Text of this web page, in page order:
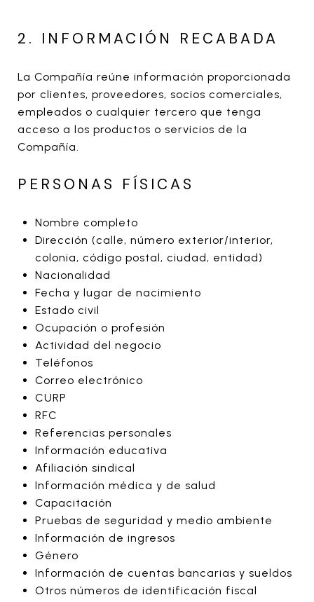
2. INFORMACIÓN RECABADA
La Compañía reúne información proporcionada
por clientes, proveedores, socios comerciales,
empleados o cualquier tercero que tenga
acceso a los productos o servicios de la
Compañía.
PERSONAS FÍSICAS
Nombre completo
Dirección (calle, número exterior/interior,
colonia, código postal, ciudad, entidad)
Nacionalidad
Fecha y lugar de nacimiento
Estado civil
Ocupación o profesión
Actividad del negocio
Teléfonos
Correo electrónico
CURP
RFC
Referencias personales
Información educativa
Afiliación sindical
Información médica y de salud
Capacitación
Pruebas de seguridad y medio ambiente
Información de ingresos
Género
Información de cuentas bancarias y sueldos
Otros números de identificación fiscal